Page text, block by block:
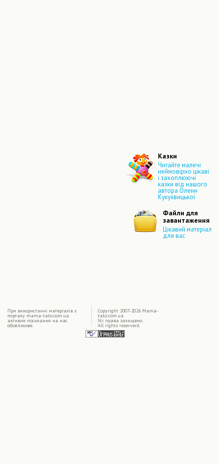
Казки
Читайте малечі
неймовірно цікаві
і захоплюючі
казки від нашого
автора Олени
Кукуєвицької
Файли для
завантаження
Цікавий матеріал
для вас
При використаннi матерiалiв з
порталу mama-tato.com.ua
активне посилання на нас
обов'язкове.
Copyright 2007-2026 Mama-
tato.com.ua
Усі права захищено.
All rights reserverd.